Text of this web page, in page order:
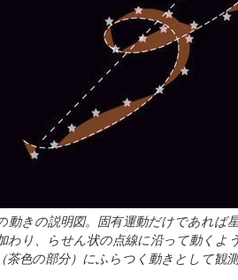
動きの説明図。固有運動だけであれば
わり、らせん状の点線に沿って動くよ
茶色の部分）にふらつく動きとして観